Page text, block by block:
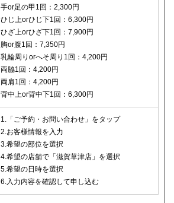
手or足の甲1回：2,300円
ひじ上orひじ下1回：6,300円
ひざ上orひざ下1回：7,900円
胸or腹1回：7,350円
乳輪周りorへそ周り1回：4,200円
両脇1回：4,200円
両肩1回：4,200円
背中上or背中下1回：6,300円
1.「ご予約・お問い合わせ」をタップ
2.お客様情報を入力
3.希望の部位を選択
4.希望の店舗で「滋賀草津店」を選択
5.希望の日時を選択
6.入力内容を確認して申し込む